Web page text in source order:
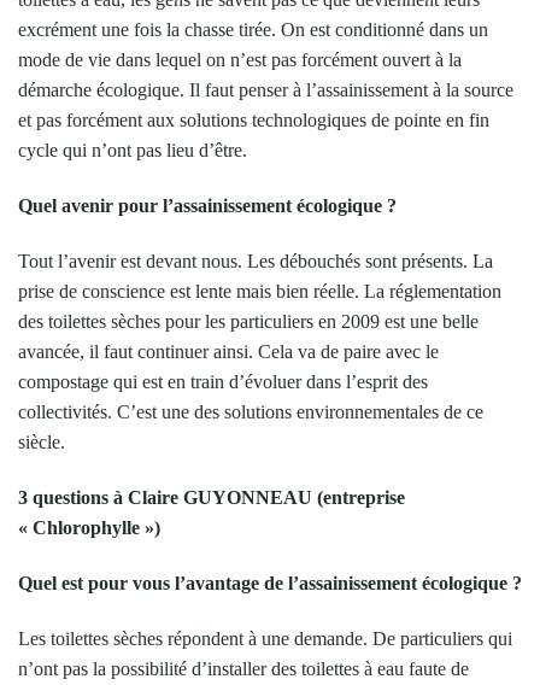
excrément une fois la chasse tirée. On est conditionné dans un
mode de vie dans lequel on n’est pas forcément ouvert à la
démarche écologique. Il faut penser à l’assainissement à la source
et pas forcément aux solutions technologiques de pointe en fin
cycle qui n’ont pas lieu d’être.
Quel avenir pour l’assainissement écologique ?
Tout l’avenir est devant nous. Les débouchés sont présents. La
prise de conscience est lente mais bien réelle. La réglementation
des toilettes sèches pour les particuliers en 2009 est une belle
avancée, il faut continuer ainsi. Cela va de paire avec le
compostage qui est en train d’évoluer dans l’esprit des
collectivités. C’est une des solutions environnementales de ce
siècle.
3 questions à Claire GUYONNEAU (entreprise
« Chlorophylle »)
Quel est pour vous l’avantage de l’assainissement écologique ?
Les toilettes sèches répondent à une demande. De particuliers qui
n’ont pas la possibilité d’installer des toilettes à eau faute de